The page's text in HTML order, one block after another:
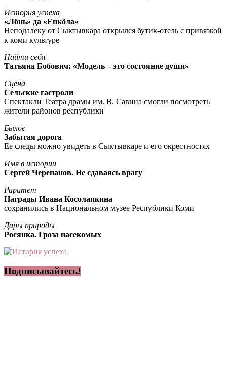
История успеха
«Лöнь» да «Енкöла»
Неподалеку от Сыктывкара открылся бутик-отель с привязкой
к коми культуре
Найти себя
Татьяна Бобович: «Модель – это состояние души»
Сцена
Сельские гастроли
Спектакли Театра драмы им. В. Савина смогли посмотреть
жители районов республики
Былое
Забытая дорога
Ее следы можно увидеть в Сыктывкаре и его окрестностях
Имя в истории
Сергей Черепанов. Не сдаваясь врагу
Раритет
Награды Ивана Косолапкина
сохранились в Национальном музее Республики Коми
Дары природы
Росянка. Гроза насекомых
Подписывайтесь!